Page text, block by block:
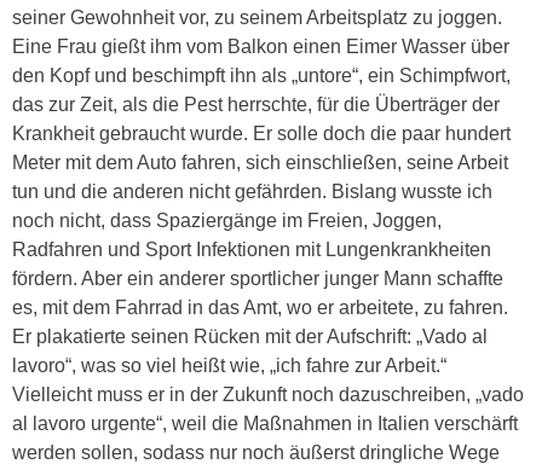
seiner Gewohnheit vor, zu seinem Arbeitsplatz zu joggen.
Eine Frau gießt ihm vom Balkon einen Eimer Wasser über
den Kopf und beschimpft ihn als „untore“, ein Schimpfwort,
das zur Zeit, als die Pest herrschte, für die Überträger der
Krankheit gebraucht wurde. Er solle doch die paar hundert
Meter mit dem Auto fahren, sich einschließen, seine Arbeit
tun und die anderen nicht gefährden. Bislang wusste ich
noch nicht, dass Spaziergänge im Freien, Joggen,
Radfahren und Sport Infektionen mit Lungenkrankheiten
fördern. Aber ein anderer sportlicher junger Mann schaffte
es, mit dem Fahrrad in das Amt, wo er arbeitete, zu fahren.
Er plakatierte seinen Rücken mit der Aufschrift: „Vado al
lavoro“, was so viel heißt wie, „ich fahre zur Arbeit.“
Vielleicht muss er in der Zukunft noch dazuschreiben, „vado
al lavoro urgente“, weil die Maßnahmen in Italien verschärft
werden sollen, sodass nur noch äußerst dringliche Wege